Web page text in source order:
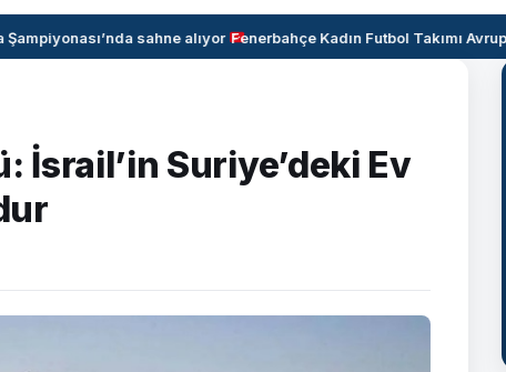
sahne alıyorFenerbahçe Kadın Futbol Takımı
İsrail’in Suriye’deki Ev